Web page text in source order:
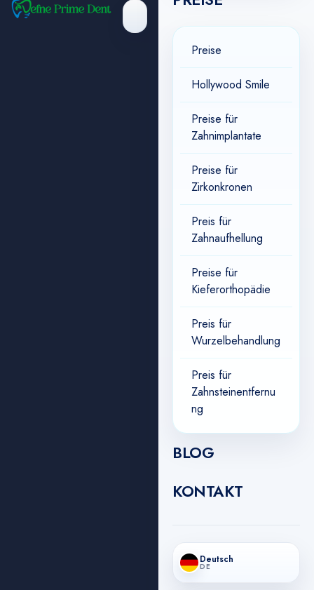
Preise
Hollywood Smile
Preise für
Zahnimplantate
Preise für
Zirkonkronen
Preis für
Zahnaufhellung
Preise für
Kieferorthopädie
Preis für
Wurzelbehandlung
Preis für
Zahnsteinentfernu
ng
BLOG
KONTAKT
Deutsch
DE